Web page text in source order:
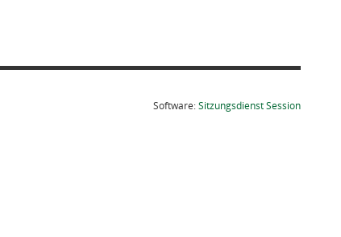
Software:SitzungsdienstSession(Wird in